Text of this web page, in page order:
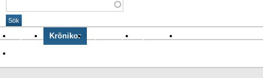
Nyheter Krönikor Sport & spel Nyhetsbrev